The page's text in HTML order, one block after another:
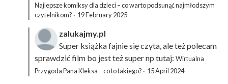
Najlepsze komiksy dla dzieci – co warto podsunąć najmłodszym
czytelnikom? · 19 February 2025
zalukajmy.pl
Super książka fajnie się czyta, ale też polecam
sprawdzić film bo jest też super np tutaj: Wirtualna
Przygoda Pana Kleksa – co to takiego? · 15 April 2024